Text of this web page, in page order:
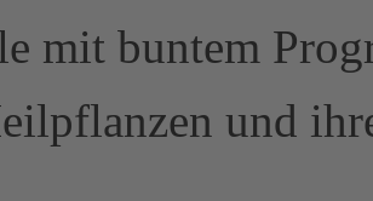
mit buntem
und